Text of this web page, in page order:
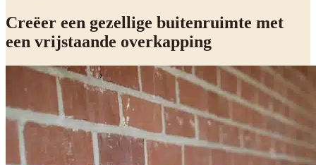
Creëer een gezellige buitenruimte met
een vrijstaande overkapping